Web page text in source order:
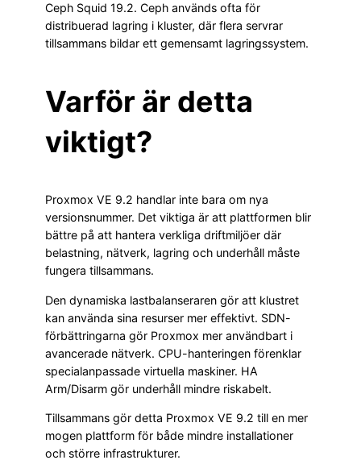
Ceph Squid 19.2. Ceph används ofta för
distribuerad lagring i kluster, där flera servrar
tillsammans bildar ett gemensamt lagringssystem.
Varför är detta
viktigt?
Proxmox VE 9.2 handlar inte bara om nya
versionsnummer. Det viktiga är att plattformen blir
bättre på att hantera verkliga driftmiljöer där
belastning, nätverk, lagring och underhåll måste
fungera tillsammans.
Den dynamiska lastbalanseraren gör att klustret
kan använda sina resurser mer effektivt. SDN-
förbättringarna gör Proxmox mer användbart i
avancerade nätverk. CPU-hanteringen förenklar
specialanpassade virtuella maskiner. HA
Arm/Disarm gör underhåll mindre riskabelt.
Tillsammans gör detta Proxmox VE 9.2 till en mer
mogen plattform för både mindre installationer
och större infrastrukturer.